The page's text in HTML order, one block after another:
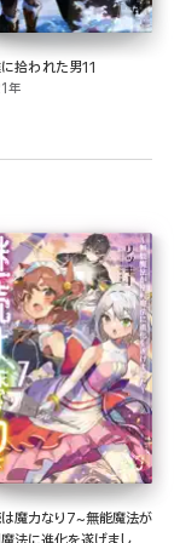
拾われた男11
年
魔力なり7~無能魔法が